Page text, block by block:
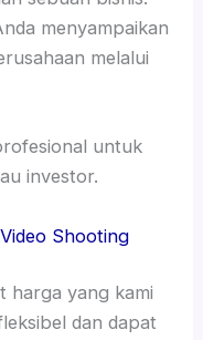
menyampaikan
melalui
untuk
investor.
Shooting
harga yang kami
dan dapat